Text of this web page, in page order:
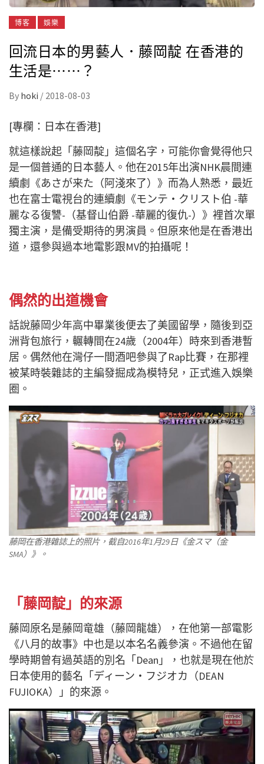
博客 娛樂
回流日本的男藝人．藤岡靛 在香港的
生活是⋯⋯？
By hoki / 2018-08-03
[專欄：日本在香港]
就這樣說起「藤岡靛」這個名字，可能你會覺得他只
是一個普通的日本藝人。他在2015年出演NHK晨間連
續劇《あさが来た（阿淺來了）》而為人熟悉，最近
也在富士電視台的連續劇《モンテ・クリスト伯 -華
麗なる復讐-（基督山伯爵 -華麗的復仇-）》裡首次單
獨主演，是備受期待的男演員。但原來他是在香港出
道，還參與過本地電影跟MV的拍攝呢！
偶然的出道機會
話說藤岡少年高中畢業後便去了美國留學，隨後到亞
洲背包旅行，輾轉間在24歲（2004年）時來到香港暫
居。偶然他在灣仔一間酒吧參與了Rap比賽，在那裡
被某時裝雜誌的主編發掘成為模特兒，正式進入娛樂
圈。
藤岡在香港雜誌上的照片，截自2016年1月29日《金スマ（金
SMA）》。
「藤岡靛」的來源
藤岡原名是藤岡竜雄（藤岡龍雄），在他第一部電影
《八月的故事》中也是以本名名義參演。不過他在留
學時期曾有過英語的別名「Dean」，也就是現在他於
日本使用的藝名「ディーン・フジオカ（DEAN
FUJIOKA）」的來源。